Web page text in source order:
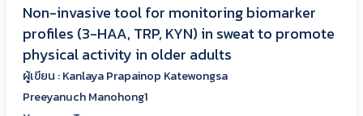
Non-invasive tool for monitoring biomarker
profiles (3-HAA, TRP, KYN) in sweat to promote
physical activity in older adults
ผู้เขียน : Kanlaya Prapainop Katewongsa
Preeyanuch Manohong1